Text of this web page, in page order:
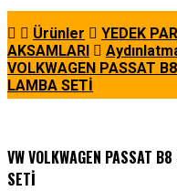
Ürünler YEDEK
AKSAMLARI
VOLKWAGEN PASSAT
LAMBA SETİ
VW VOLKWAGEN PASSAT
SETİ